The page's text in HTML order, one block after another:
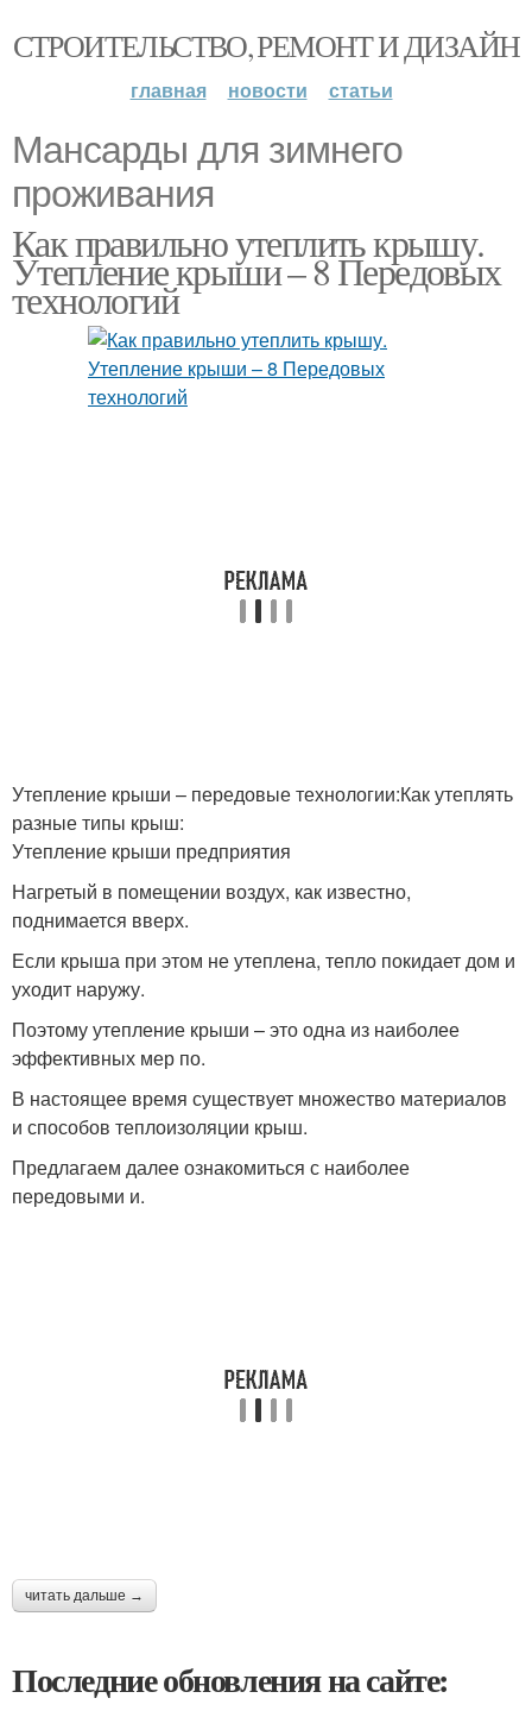
СТРОИТЕЛЬСТВО, РЕМОНТ И ДИЗАЙН
главная новости статьи
Мансарды для зимнего
проживания
Как правильно утеплить крышу.
Утепление крыши – 8 Передовых
технологий
Утепление крыши – передовые технологии:Как утеплять
разные типы крыш:
Утепление крыши предприятия
Нагретый в помещении воздух, как известно,
поднимается вверх.
Если крыша при этом не утеплена, тепло покидает дом и
уходит наружу.
Поэтому утепление крыши – это одна из наиболее
эффективных мер по.
В настоящее время существует множество материалов
и способов теплоизоляции крыш.
Предлагаем далее ознакомиться с наиболее
передовыми и.
читать дальше →
Последние обновления на сайте: